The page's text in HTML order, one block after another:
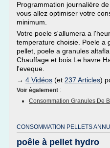
Programmation journalière
vous allez optimiser votre
minimum.
Votre poele s'allumera a
temperature choisie. Poele a
pellet, poele a granules
Chauffage et bois Le havre
l'eveque.
→ 4 Vidéos (et 237 Articles)
Voir également :
Consommation Granules De
CONSOMMATION PELLETS
poêle à pellet hydro